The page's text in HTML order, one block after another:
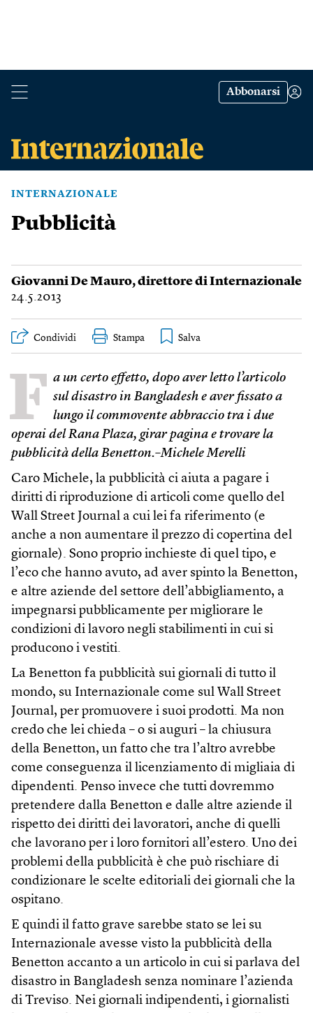
Abbonarsi
INTERNAZIONALE
Pubblicità
Giovanni De Mauro, direttore di Internazionale
24.5.2013
Condividi Stampa
F a un certo effetto, dopo aver letto l’articolo
sul disastro in Bangladesh e aver fissato a
lungo il commovente abbraccio tra i due
operai del Rana Plaza, girar pagina e trovare la
pubblicità della Benetton.–Michele Merelli
Caro Michele, la pubblicità ci aiuta a pagare i
diritti di riproduzione di articoli come quello del
Wall Street Journal a cui lei fa riferimento (e
anche a non aumentare il prezzo di copertina del
giornale). Sono proprio inchieste di quel tipo, e
l’eco che hanno avuto, ad aver spinto la Benetton,
e altre aziende del settore dell’abbigliamento, a
impegnarsi pubblicamente per migliorare le
condizioni di lavoro negli stabilimenti in cui si
producono i vestiti.
La Benetton fa pubblicità sui giornali di tutto il
mondo, su Internazionale come sul Wall Street
Journal, per promuovere i suoi prodotti. Ma non
credo che lei chieda – o si auguri – la chiusura
della Benetton, un fatto che tra l’altro avrebbe
come conseguenza il licenziamento di migliaia di
dipendenti. Penso invece che tutti dovremmo
pretendere dalla Benetton e dalle altre aziende il
rispetto dei diritti dei lavoratori, anche di quelli
che lavorano per i loro fornitori all’estero. Uno dei
problemi della pubblicità è che può rischiare di
condizionare le scelte editoriali dei giornali che la
ospitano.
E quindi il fatto grave sarebbe stato se lei su
Internazionale avesse visto la pubblicità della
Benetton accanto a un articolo in cui si parlava del
disastro in Bangladesh senza nominare l’azienda
di Treviso. Nei giornali indipendenti, i giornalisti